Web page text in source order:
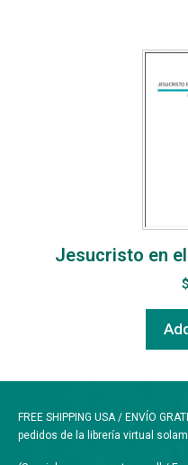
Jesucristo en
$
FREE SHIPPING USA / ENVÍO
pedidos de la librería virtual